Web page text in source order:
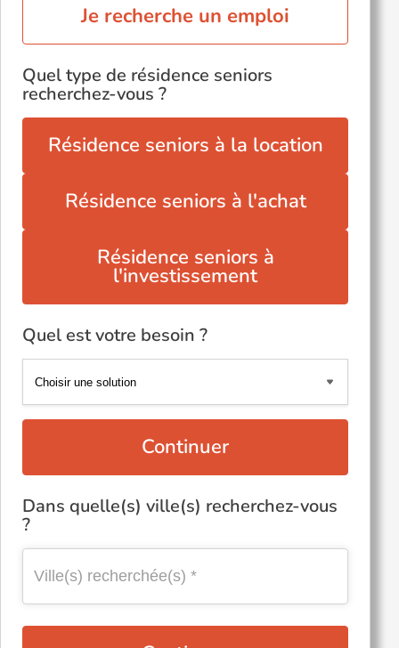
Je recherche un emploi
Quel type de résidence seniors
recherchez-vous ?
Résidence seniors à la location
Résidence seniors à l'achat
Résidence seniors à
l'investissement
Quel est votre besoin ?
Continuer
Dans quelle(s) ville(s) recherchez-vous
?